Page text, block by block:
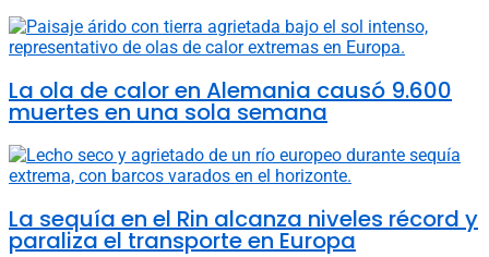
La ola de calor en Alemania causó 9.600
muertes en una sola semana
La sequía en el Rin alcanza niveles récord y
paraliza el transporte en Europa